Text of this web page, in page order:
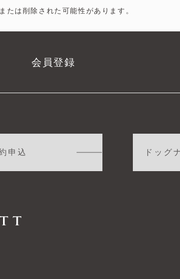
たは削除された可能性があります。
会員登録
申込 ドッグ